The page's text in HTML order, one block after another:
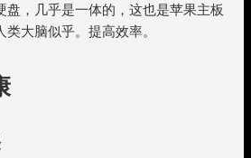
盘，几乎是一体的，这也是苹果主板
大脑似乎。提高效率。